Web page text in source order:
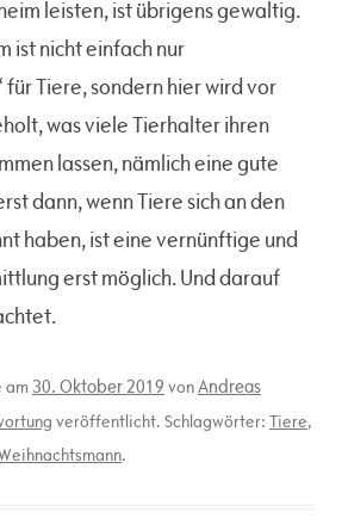
leisten, ist übrigens gewaltig.
ist nicht einfach nur
Tiere, sondern hier wird vor
was viele Tierhalter ihren
lassen, nämlich eine gute
dann, wenn Tiere sich an den
haben, ist eine vernünftige und
erst möglich. Und darauf
am 30. Oktober 2019 vonAndreas
veröffentlicht. Schlagwörter: Tiere,
.